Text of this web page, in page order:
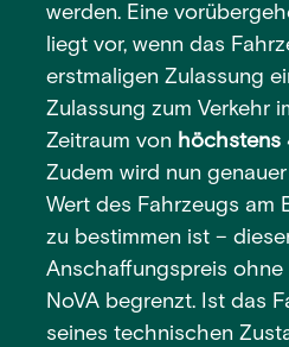
werden. Eine
liegt vor, wenn das
erstmaligen Zulassung
Zulassung zum Verkehr
Zeitraum von höchstens
Zudem wird nun
Wert des Fahrzeugs am
zu bestimmen ist –
Anschaffungspreis ohne
NoVA begrenzt. Ist das
seines technischen